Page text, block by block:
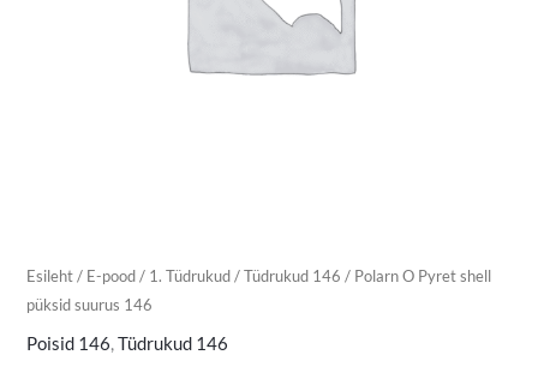
Esileht/ E-pood/ 1. Tüdrukud/Tüdrukud 146 / Polarn O Pyret shell
püksid suurus 146
Poisid 146,Tüdrukud 146